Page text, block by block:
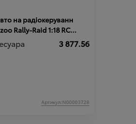
на радіокеруванн
Rally-Raid 1:18 RC
Villiers HILUX T1+3 877.56
Артикул:N00003728